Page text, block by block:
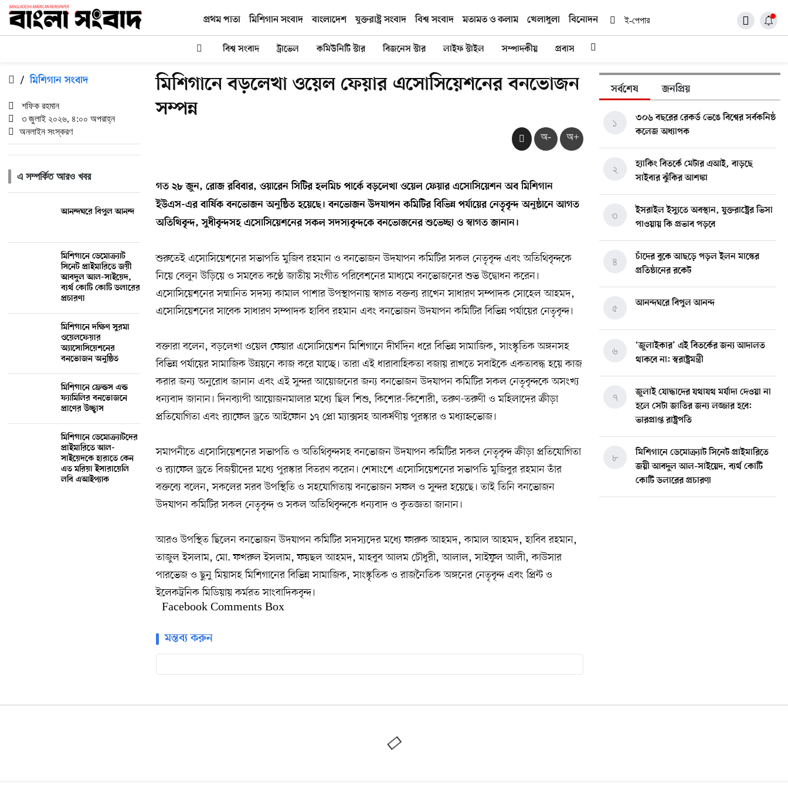
প্রথম পাতা মিশিগান সংবাদ বাংলাদেশ যুক্তরাষ্ট্র সংবাদ বিশ্ব সংবাদ মতামত ও কলাম খেলাধুলা বিনোদন ই-পেপার
বিশ্ব সংবাদ ট্রাভেল কমিউনিটি স্টার বিজনেস স্টার লাইফ স্টাইল সম্পাদকীয় প্রবাস
/ মিশিগান সংবাদ
শফিক রহমান
৩ জুলাই ২০২৬, ৪:০০ অপরাহ্ন
অনলাইন সংস্করণ
এ সম্পর্কিত আরও খবর
আনন্দঘরে বিপুল আনন্দ
মিশিগানে ডেমোক্র্যাট
সিনেট প্রাইমারিতে জয়ী
আবদুল আল-সাইয়েদ,
ব্যর্থ কোটি কোটি ডলারের
প্রচারণা
মিশিগানে দক্ষিণ সুরমা
ওয়েলফেয়ার
অ্যাসোসিয়েশনের
বনভোজন অনুষ্ঠিত
মিশিগানে ফ্রেন্ডস এন্ড
ফ্যামিলির বনভোজনে
প্রাণের উচ্ছ্বাস
মিশিগানে ডেমোক্র্যাটদের
প্রাইমারিতে আল-
সাইয়েদকে হারাতে কেন
এত মরিয়া ইসারায়েলি
লবি এআইপ্যাক
মিশিগানে বড়লেখা ওয়েল ফেয়ার এসোসিয়েশনের বনভোজন
সম্পন্ন
অ- অ+
গত ২৮ জুন, রোজ রবিবার, ওয়ারেন সিটির হলমিচ পার্কে বড়লেখা ওয়েল ফেয়ার এসোসিয়েশন অব মিশিগান
ইউএস-এর বার্ষিক বনভোজন অনুষ্ঠিত হয়েছে। বনভোজন উদযাপন কমিটির বিভিন্ন পর্যায়ের নেতৃবৃন্দ অনুষ্ঠানে আগত
অতিথিবৃন্দ, সুধীবৃন্দসহ এসোসিয়েশনের সকল সদস্যবৃন্দকে বনভোজনের শুভেচ্ছা ও স্বাগত জানান।
শুরুতেই এসোসিয়েশনের সভাপতি মুজিব রহমান ও বনভোজন উদযাপন কমিটির সকল নেতৃবৃন্দ এবং অতিথিবৃন্দকে
নিয়ে বেলুন উড়িয়ে ও সমবেত কণ্ঠে জাতীয় সংগীত পরিবেশনের মাধ্যমে বনভোজনের শুভ উদ্বোধন করেন।
এসোসিয়েশনের সম্মানিত সদস্য কামাল পাশার উপস্থাপনায় স্বাগত বক্তব্য রাখেন সাধারণ সম্পাদক সোহেল আহমদ,
এসোসিয়েশনের সাবেক সাধারণ সম্পাদক হাবিব রহমান এবং বনভোজন উদযাপন কমিটির বিভিন্ন পর্যায়ের নেতৃবৃন্দ।
বক্তারা বলেন, বড়লেখা ওয়েল ফেয়ার এসোসিয়েশন মিশিগানে দীর্ঘদিন ধরে বিভিন্ন সামাজিক, সাংস্কৃতিক অঙ্গনসহ
বিভিন্ন পর্যায়ের সামাজিক উন্নয়নে কাজ করে যাচ্ছে। তারা এই ধারাবাহিকতা বজায় রাখতে সবাইকে একতাবদ্ধ হয়ে কাজ
করার জন্য অনুরোধ জানান এবং এই সুন্দর আয়োজনের জন্য বনভোজন উদযাপন কমিটির সকল নেতৃবৃন্দকে অসংখ্য
ধন্যবাদ জানান। দিনব্যাপী আয়োজনমালার মধ্যে ছিল শিশু, কিশোর-কিশোরী, তরুণ-তরুণী ও মহিলাদের ক্রীড়া
প্রতিযোগিতা এবং র‍্যাফেল ড্রতে আইফোন ১৭ প্রো ম্যাক্সসহ আকর্ষণীয় পুরস্কার ও মধ্যাহ্নভোজ।
সমাপনীতে এসোসিয়েশনের সভাপতি ও অতিথিবৃন্দসহ বনভোজন উদযাপন কমিটির সকল নেতৃবৃন্দ ক্রীড়া প্রতিযোগিতা
ও র‍্যাফেল ড্রতে বিজয়ীদের মধ্যে পুরস্কার বিতরণ করেন। শেষাংশে এসোসিয়েশনের সভাপতি মুজিবুর রহমান তাঁর
বক্তব্যে বলেন, সকলের সরব উপস্থিতি ও সহযোগিতায় বনভোজন সফল ও সুন্দর হয়েছে। তাই তিনি বনভোজন
উদযাপন কমিটির সকল নেতৃবৃন্দ ও সকল অতিথিবৃন্দকে ধন্যবাদ ও কৃতজ্ঞতা জানান।
আরও উপস্থিত ছিলেন বনভোজন উদযাপন কমিটির সদস্যদের মধ্যে ফারুক আহমদ, কামাল আহমদ, হাবিব রহমান,
তাজুল ইসলাম, মো. ফখরুল ইসলাম, ফয়ছল আহমদ, মাহবুব আলম চৌধুরী, আলাল, সাইফুল আলী, কাউসার
পারভেজ ও ছুনু মিয়াসহ মিশিগানের বিভিন্ন সামাজিক, সাংস্কৃতিক ও রাজনৈতিক অঙ্গনের নেতৃবৃন্দ এবং প্রিন্ট ও
ইলেকট্রনিক মিডিয়ায় কর্মরত সাংবাদিকবৃন্দ।
Facebook Comments Box
মন্তব্য করুন
সর্বশেষ জনপ্রিয়
৩০৬ বছরের রেকর্ড ভেঙে বিশ্বের সর্বকনিষ্ঠ
কলেজ অধ্যাপক
১
হ্যাকিং বিতর্কে মেটার এআই, বাড়ছে
সাইবার ঝুঁকির আশঙ্কা
২
ইসরাইল ইস্যুতে অবস্থান, যুক্তরাষ্ট্রের ভিসা
পাওয়ায় কি প্রভাব পড়বে
৩
চাঁদের বুকে আছড়ে পড়ল ইলন মাস্কের
প্রতিষ্ঠানের রকেট
৪
আনন্দঘরে বিপুল আনন্দ
৫
‘জুলাইকার’ এই বিতর্কের জন্য আদালত
থাকবে না: স্বরাষ্ট্রমন্ত্রী
৬
জুলাই যোদ্ধাদের যথাযথ মর্যাদা দেওয়া না
হলে সেটা জাতির জন্য লজ্জার হবে:
ভারপ্রাপ্ত রাষ্ট্রপতি
৭
মিশিগানে ডেমোক্র্যাট সিনেট প্রাইমারিতে
জয়ী আবদুল আল-সাইয়েদ, ব্যর্থ কোটি
কোটি ডলারের প্রচারণা
৮